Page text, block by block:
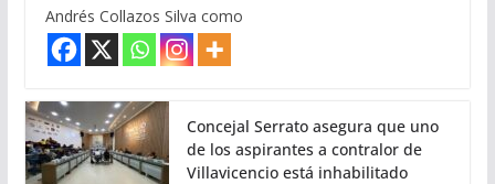
Andrés Collazos Silva como
Concejal Serrato asegura que uno
de los aspirantes a contralor de
Villavicencio está inhabilitado